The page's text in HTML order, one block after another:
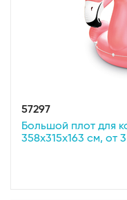
57297
Большой плот для
358х315х163 см, от